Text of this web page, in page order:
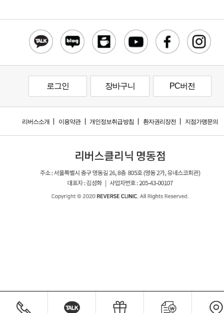
로그인 장바구니 PC버전
리버스소개 이용약관 개인정보취급방침 환자권리장전 지점가맹문의